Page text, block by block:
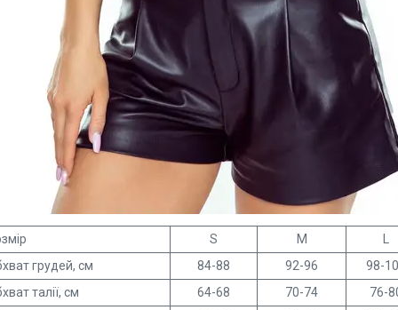
S M
L
грудей, см
84-88 92-96
98-
талії, см
64-68 70-74
76-